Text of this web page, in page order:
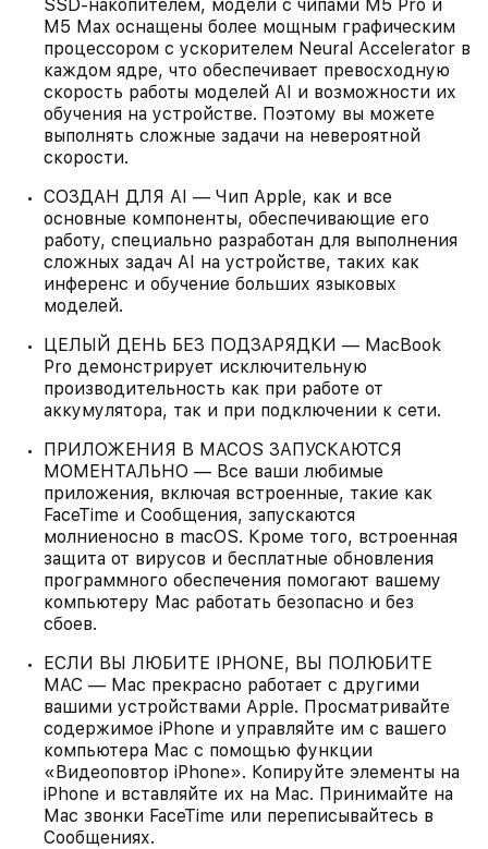
SSD‑накопителем, модели с чипами M5 Pro и
M5 Max оснащены более мощным графическим
процессором с ускорителем Neural Accelerator в
каждом ядре, что обеспечивает превосходную
скорость работы моделей AI и возможности их
обучения на устройстве. Поэтому вы можете
выполнять сложные задачи на невероятной
скорости.
СОЗДАН ДЛЯ AI — Чип Apple, как и все
основные компоненты, обеспечивающие его
работу, специально разработан для выполнения
сложных задач AI на устройстве, таких как
инференс и обучение больших языковых
моделей.
ЦЕЛЫЙ ДЕНЬ БЕЗ ПОДЗАРЯДКИ — MacBook
Pro демонстрирует исключительную
производительность как при работе от
аккумулятора, так и при подключении к сети.
ПРИЛОЖЕНИЯ В MACOS ЗАПУСКАЮТСЯ
МОМЕНТАЛЬНО — Все ваши любимые
приложения, включая встроенные, такие как
FaceTime и Сообщения, запускаются
молниеносно в macOS. Кроме того, встроенная
защита от вирусов и бесплатные обновления
программного обеспечения помогают вашему
компьютеру Mac работать безопасно и без
сбоев.
ЕСЛИ ВЫ ЛЮБИТЕ IPHONE, ВЫ ПОЛЮБИТЕ
MAC — Mac прекрасно работает с другими
вашими устройствами Apple. Просматривайте
содержимое iPhone и управляйте им с вашего
компьютера Mac с помощью функции
«Видеоповтор iPhone». Копируйте элементы на
iPhone и вставляйте их на Mac. Принимайте на
Mac звонки FaceTime или переписывайтесь в
Сообщениях.